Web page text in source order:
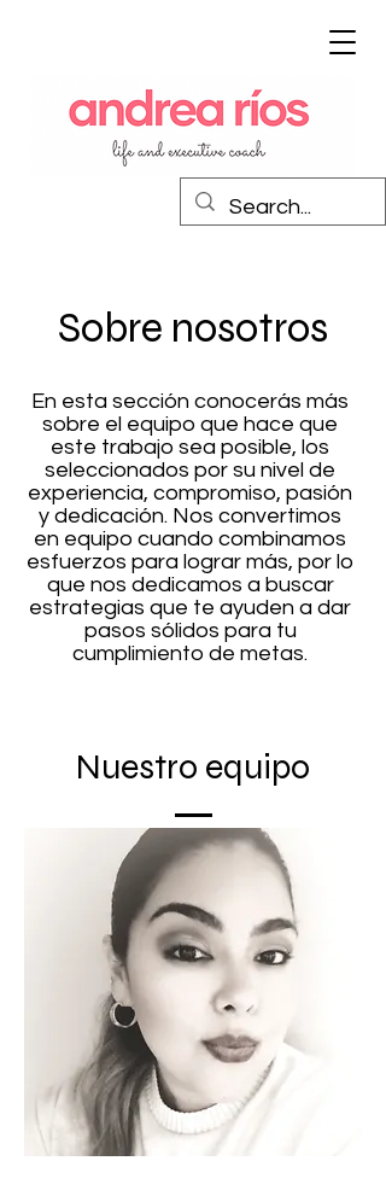
Sobre nosotros
En esta sección conocerás más
sobre el equipo que hace que
este trabajo sea posible, los
seleccionados por su nivel de
experiencia, compromiso, pasión
y dedicación. Nos convertimos
en equipo cuando combinamos
esfuerzos para lograr más, por lo
que nos dedicamos a buscar
estrategias que te ayuden a dar
pasos sólidos para tu
cumplimiento de metas.
Nuestro equipo